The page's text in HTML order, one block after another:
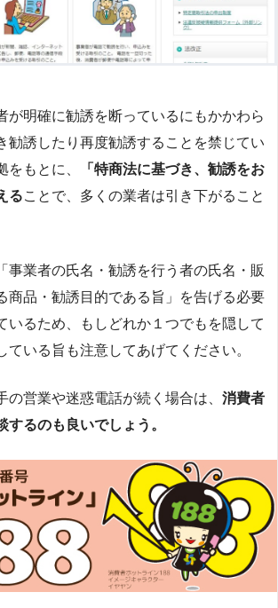
が明確に勧誘を断っているにもかかわら
勧誘したり再度勧誘することを禁じてい
をもとに、
「特商法に基づき、勧誘をお
ることで、多くの業者は引き下がること
事業者の氏名・勧誘を行う者の氏名・販
商品・勧誘目的である旨」を告げる必要
いるため、もしどれか１つでもを隠して
ている旨も注意してあげてください。
の営業や迷惑電話が続く場合は、 消費者
するのも良いでしょう。